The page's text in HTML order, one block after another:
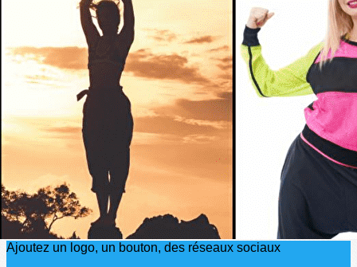
Exporter les lignes sélectionnées
Exporter toutes les colonnes
Exporter uniquement les colonnes affichées
Menu
Images de la page d'accueil
Cliquez pour éditer
Ajoutez un logo, un bouton, des réseaux sociaux